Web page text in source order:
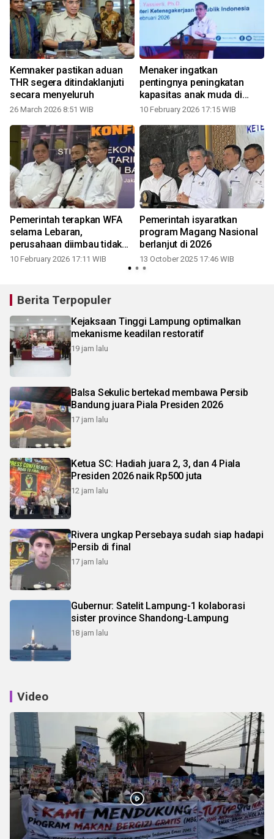
Kemnaker pastikan aduan
THR segera ditindaklanjuti
secara menyeluruh
26 March 2026 8:51 WIB
Menaker ingatkan
pentingnya peningkatan
kapasitas anak muda di
pasar kerja
10 February 2026 17:15 WIB
Pemerintah terapkan WFA
selama Lebaran,
perusahaan diimbau tidak
potong cuti
10 February 2026 17:11 WIB
Pemerintah isyaratkan
program Magang Nasional
berlanjut di 2026
13 October 2025 17:46 WIB
Berita Terpopuler
Kejaksaan Tinggi Lampung optimalkan
mekanisme keadilan restoratif
19 jam lalu
Balsa Sekulic bertekad membawa Persib
Bandung juara Piala Presiden 2026
17 jam lalu
Ketua SC: Hadiah juara 2, 3, dan 4 Piala
Presiden 2026 naik Rp500 juta
12 jam lalu
Rivera ungkap Persebaya sudah siap hadapi
Persib di final
17 jam lalu
Gubernur: Satelit Lampung-1 kolaborasi
sister province Shandong-Lampung
18 jam lalu
Video